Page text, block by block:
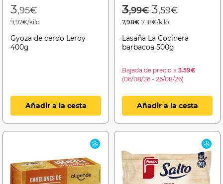
3,95€
9,97€/kilo
Gyoza de cerdo Leroy
400g
Añadir a la cesta
Price reduced
3,99€to
3,59€
7,98€ 7,18€/kilo
Lasaña La Cocinera
barbacoa 500g
Bajada de precio a 3.59€
(06/08/26 - 26/08/26)
Añadir a la cesta